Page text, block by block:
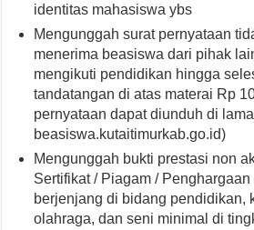
identitas mahasiswa ybs
Mengunggah surat pernyataan
menerima beasiswa dari pihak
mengikuti pendidikan hingga
tandatangan di atas materai Rp
pernyataan dapat diunduh di
beasiswa.kutaitimurkab.go.id)
Mengunggah bukti prestasi non
Sertifikat / Piagam /
berjenjang di bidang pendidikan,
olahraga, dan seni minimal di